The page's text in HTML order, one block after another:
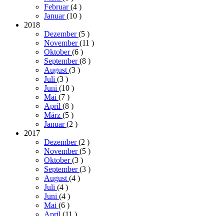
Februar(4 )
Januar(10 )
2018
Dezember(5 )
November(11 )
Oktober(6 )
September(8 )
August(3 )
Juli (3 )
Juni (10 )
Mai (7 )
April (8 )
März (5 )
Januar(2 )
2017
Dezember(2 )
November(5 )
Oktober(3 )
September(3 )
August(4 )
Juli (4 )
Juni (4 )
Mai (6 )